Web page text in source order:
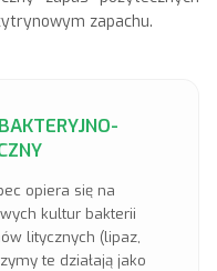
zapachu.
opiera się na
kultur bakterii
litycznych (lipaz,
te działają jako